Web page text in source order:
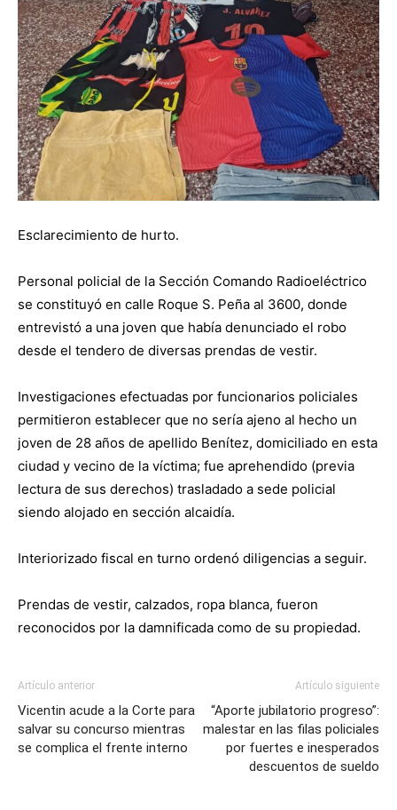
Esclarecimiento de hurto.
Personal policial de la Sección Comando Radioeléctrico
se constituyó en calle Roque S. Peña al 3600, donde
entrevistó a una joven que había denunciado el robo
desde el tendero de diversas prendas de vestir.
Investigaciones efectuadas por funcionarios policiales
permitieron establecer que no sería ajeno al hecho un
joven de 28 años de apellido Benítez, domiciliado en esta
ciudad y vecino de la víctima; fue aprehendido (previa
lectura de sus derechos) trasladado a sede policial
siendo alojado en sección alcaidía.
Interiorizado fiscal en turno ordenó diligencias a seguir.
Prendas de vestir, calzados, ropa blanca, fueron
reconocidos por la damnificada como de su propiedad.
Artículo anterior
Vicentin acude a la Corte para
salvar su concurso mientras
se complica el frente interno
Artículo siguiente
“Aporte jubilatorio progreso”:
malestar en las filas policiales
por fuertes e inesperados
descuentos de sueldo